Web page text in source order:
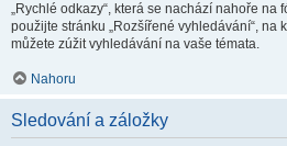
„Rychlé odkazy“, která se nachází nahoře na
použijte stránku „Rozšířené vyhledávání“, na
můžete zúžit vyhledávání na vaše témata.
Nahoru
Sledování a záložky